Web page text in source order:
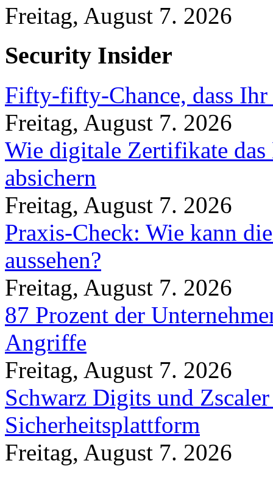
Freitag, August 7. 2026
Security Insider
Fifty-fifty-Chance, dass
Freitag, August 7. 2026
Wie digitale Zertifikate
absichern
Freitag, August 7. 2026
Praxis-Check: Wie kann
aussehen?
Freitag, August 7. 2026
87 Prozent der
Angriffe
Freitag, August 7. 2026
Schwarz Digits und
Sicherheitsplattform
Freitag, August 7. 2026